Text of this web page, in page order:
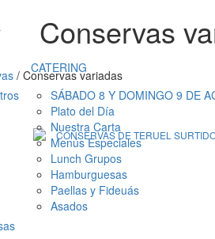
CATERING
SÁBADO 8 Y DOMINGO 9 DE
Plato del Día
Nuestra Carta
Menús Especiales
Lunch Grupos
Hamburguesas
Paellas y Fideuás
Asados
Conservas
/ Conservas variadas